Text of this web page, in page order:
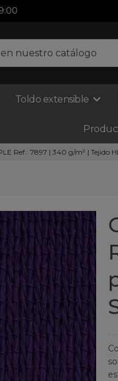
Toldo extensible
Ref.: 7897 | 340 g/m² | Tejido